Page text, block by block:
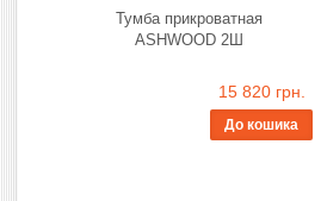
Тумба прикроватная
ASHWOOD 2Ш
15 820 грн.
До кошика